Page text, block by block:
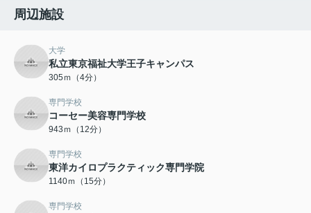
周辺施設
大学
私立東京福祉大学王子キャンパス
305ｍ（4分）
専門学校
コーセー美容専門学校
943ｍ（12分）
専門学校
東洋カイロプラクティック専門学院
1140ｍ（15分）
専門学校